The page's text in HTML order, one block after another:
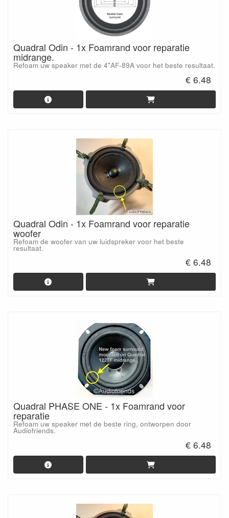
Quadral Odin - 1x Foamrand voor reparatie
midrange.
Refoam uw speaker met de 4"AF-89A voor het beste resultaat.
€ 6.48
Quadral Odin - 1x Foamrand voor reparatie
woofer
Refoam de woofer van uw luidspreker voor het beste
resultaat.
€ 6.48
Quadral PHASE ONE - 1x Foamrand voor
reparatie
Refoam uw speaker met de beste ring, ontworpen door
Audiofriends.
€ 6.48